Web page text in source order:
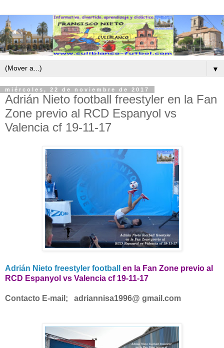
▼
miércoles, 22 de noviembre de 2017
Adrián Nieto football freestyler en la Fan
Zone previo al RCD Espanyol vs
Valencia cf 19-11-17
Adrián Nieto freestyler football
en la Fan Zone previo al
RCD Espanyol vs Valencia cf 19-11-17
Contacto E-mail; adriannisa1996@ gmail.com